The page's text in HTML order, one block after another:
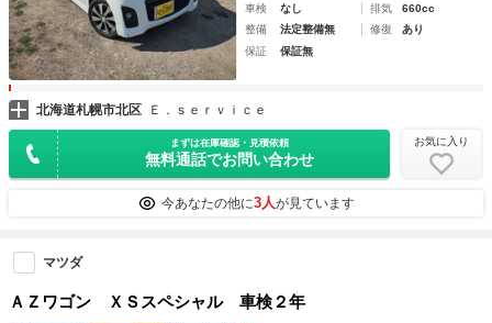
車検
なし 排気
660cc
整備
法定整備無 修復
あり
保証
保証無
北海道札幌市北区 Ｅ．ｓｅｒｖｉｃｅ
まずは在庫確認・見積依頼
無料通話でお問い合わせ
お気に入り
今あなたの他に3人が見ています
マツダ
ＡＺワゴン ＸＳスペシャル 車検２年